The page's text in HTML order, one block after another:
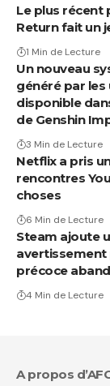
Le plus récent
Return fait un
1 Min de Lecture
Un nouveau
généré par
disponible
de Genshin
3 Min de Lecture
Netflix a pris
rencontres
choses
6 Min de Lecture
Steam ajoute
avertissement
précoce
4 Min de Lecture
A propos